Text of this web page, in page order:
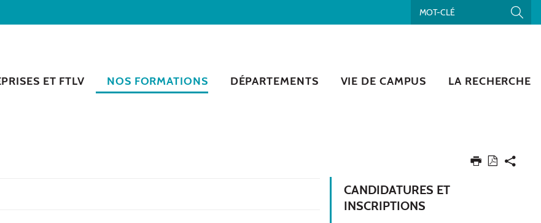
ET FTLV NOS FORMATIONS DÉPARTEMENTS VIE DE CAMPUS LA RECHERCHE
CANDIDATURES ET
INSCRIPTIONS